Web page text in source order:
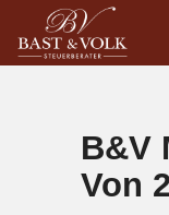
B&V
Von